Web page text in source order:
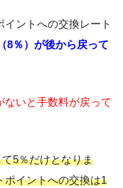
ントへの交換レート
8％）が後から戻って
いと手数料が戻って
5％だけとなりま
ポイントへの交換は1